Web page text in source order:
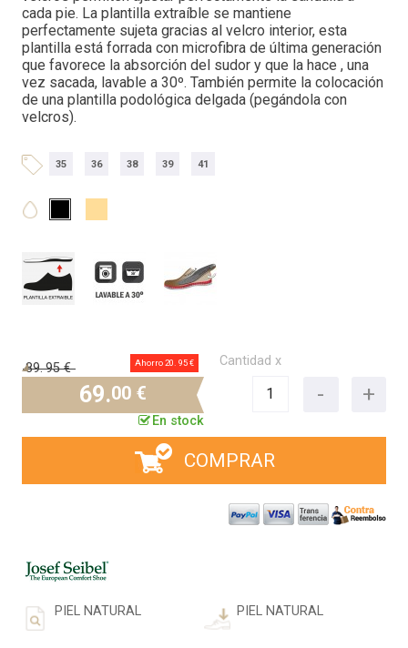
cada pie. La plantilla extraíble se mantiene
perfectamente sujeta gracias al velcro interior, esta
plantilla está forrada con microfibra de última generación
que favorece la absorción del sudor y que la hace , una
vez sacada, lavable a 30º. También permite la colocación
de una plantilla podológica delgada (pegándola con
velcros).
35 36 38 39 41
89.95 € Ahorro 20. 95 €
69.00 €
En stock
Cantidad x
COMPRAR
PIEL NATURAL PIEL NATURAL